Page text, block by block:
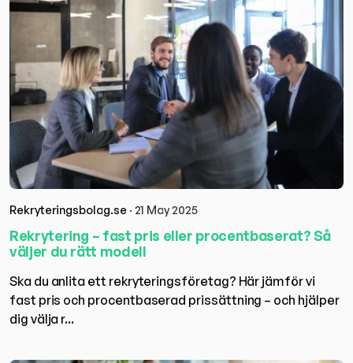
Rekryteringsbolag.se · 21 May 2025
Rekrytering – fast pris eller procentbaserat? Så
väljer du rätt modell
Ska du anlita ett rekryteringsföretag? Här jämför vi
fast pris och procentbaserad prissättning – och hjälper
dig välja r...